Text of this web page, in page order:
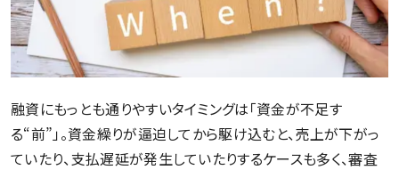
融資にもっとも通りやすいタイミングは「資金が不足す
る“前”」。資金繰りが逼迫してから駆け込むと、売上が下がっ
ていたり、支払遅延が発生していたりするケースも多く、審査